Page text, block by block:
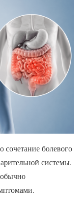
сочетание болевого
системы.